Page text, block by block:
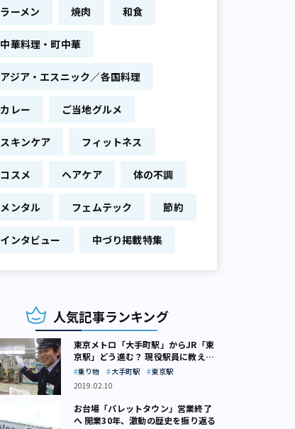
ラーメン 焼肉 和食
中華料理・町中華
アジア・エスニック／各国料理
カレー ご当地グルメ
スキンケア フィットネス
コスメ ヘアケア 体の不調
メンタル フェムテック 節約
インタビュー 中づり掲載特集
人気記事ランキング
東京メトロ「大手町駅」からJR「東
京駅」どう進む？ 現役駅員に教えて
もらいました
乗り物 大手町駅
東京駅
2019.02.10
お台場「パレットタウン」営業終了
へ 開業30年、激動の歴史を振り返る